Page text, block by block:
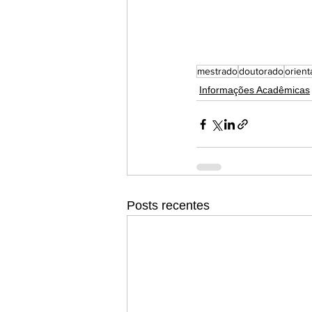
mestradodoutorado
Informações Acadêmicas
Posts recentes